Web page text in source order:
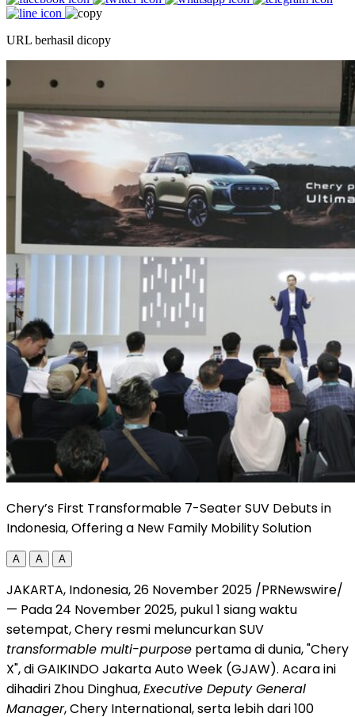
URL berhasil dicopy
Chery’s First Transformable 7-Seater SUV Debuts in
Indonesia, Offering a New Family Mobility Solution
A A A
JAKARTA, Indonesia,26 November 2025 /PRNewswire/
— Pada24 November 2025, pukul 1 siang waktu
setempat, Chery resmi meluncurkan SUV
transformable multi-purpose pertama di dunia, "Chery
X", di GAIKINDO Jakarta Auto Week (GJAW). Acara ini
dihadiri Zhou Dinghua,Executive Deputy General
Manager, Chery International, serta lebih dari 100